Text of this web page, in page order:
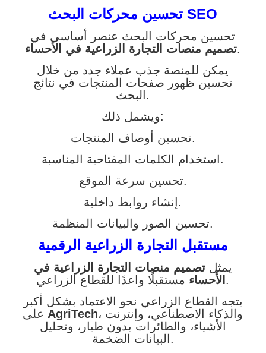
تحسين محركات البحث SEO
تحسين محركات البحث عنصر أساسي في
تصميم منصات التجارة الزراعية في الأحساء.
يمكن للمنصة جذب عملاء جدد من خلال
تحسين ظهور صفحات المنتجات في نتائج
البحث.
ويشمل ذلك:
تحسين أوصاف المنتجات.
استخدام الكلمات المفتاحية المناسبة.
تحسين سرعة الموقع.
إنشاء روابط داخلية.
تحسين الصور والبيانات المنظمة.
مستقبل التجارة الزراعية الرقمية
يمثلتصميم منصات التجارة الزراعية في
الأحساء مستقبلًا واعدًا للقطاع الزراعي.
يتجه القطاع الزراعي نحو الاعتماد بشكل أكبر
علىAgriTech، والذكاء الاصطناعي، وإنترنت
الأشياء، والطائرات بدون طيار، وتحليل
البيانات الضخمة.